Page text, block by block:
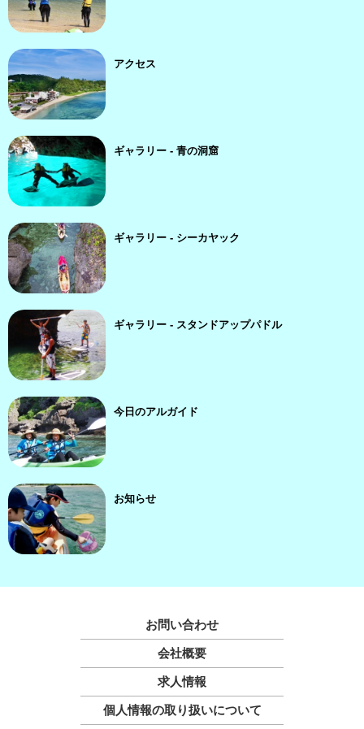
アクセス
ギャラリー - 青の洞窟
ギャラリー - シーカヤック
ギャラリー - スタンドアップパドル
今日のアルガイド
お知らせ
お問い合わせ
会社概要
求人情報
個人情報の取り扱いについて